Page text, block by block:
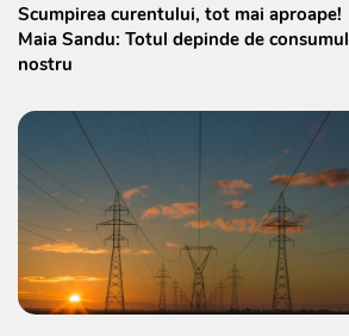
Scumpirea curentului, tot mai aproape!
Maia Sandu: Totul depinde de consumul
nostru